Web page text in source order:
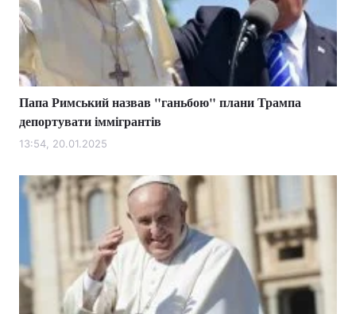
Папа Римський назвав "ганьбою" плани Трампа
депортувати іммігрантів
13:54, 20.01.2025